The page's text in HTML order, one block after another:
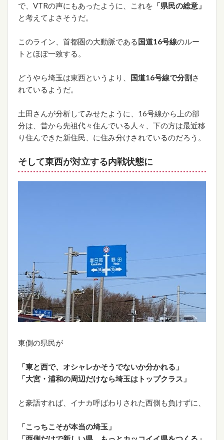
で、VTRの声にもあったように、これを 「県民の総意」
と考えてよさそうだ。
このライン、首都圏の大動脈である国道16号線のルー
トとほぼ一致する。
どうやら埼玉は東西というより、 国道16号線で分割さ
れているようだ。
土田さんが分析してみせたように、16号線から上の部
分は、昔から先祖代々住んでいる人々、下の方は最近移
り住んできた新住民、に住み分けされているのだろう。
そして東西が対立する内戦状態に
東側の県民が
「東と西で、オシャレかそうでないか分かれる」
「大宮・浦和の周辺だけなら埼玉はトップクラス」
と豪語すれば、イナカ呼ばわりされた西側も負けずに、
「こっちこそが本当の埼玉」